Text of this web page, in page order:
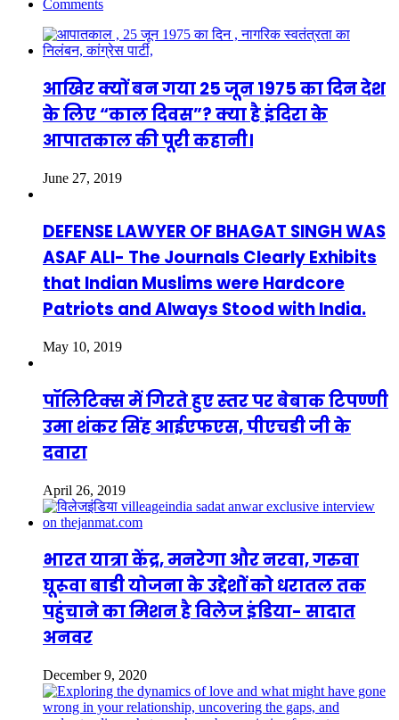
Comments
आखिर क्यों बन गया 25 जून 1975 का दिन देश
के लिए “काल दिवस”? क्या है इंदिरा के
आपातकाल की पूरी कहानी।
June 27, 2019
DEFENSE LAWYER OF BHAGAT SINGH WAS
ASAF ALI- The Journals Clearly Exhibits
that Indian Muslims were Hardcore
Patriots and Always Stood with India.
May 10, 2019
पॉलिटिक्स में गिरते हुए स्तर पर बेबाक टिपण्णी
उमा शंकर सिंह आईएफएस, पीएचडी जी के
दवारा
April 26, 2019
भारत यात्रा केंद्र, मनरेगा और नरवा, गरुवा
घूरूवा बाडी योजना के उद्देशों को धरातल तक
पहुंचाने का मिशन है विलेज इंडिया- सादात
अनवर
December 9, 2020